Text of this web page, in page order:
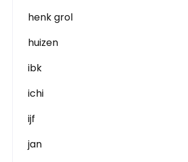
henk grol
huizen
ibk
ichi
ijf
jan